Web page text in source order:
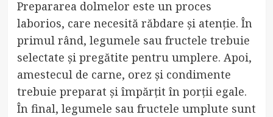
Prepararea dolmelor este un proces
laborios, care necesită răbdare și atenție. În
primul rând, legumele sau fructele trebuie
selectate și pregătite pentru umplere. Apoi,
amestecul de carne, orez și condimente
trebuie preparat și împărțit în porții egale.
În final, legumele sau fructele umplute sunt